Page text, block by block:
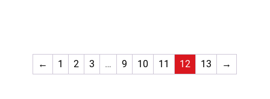
← 1 2 3 … 9 10 11 12 13 →